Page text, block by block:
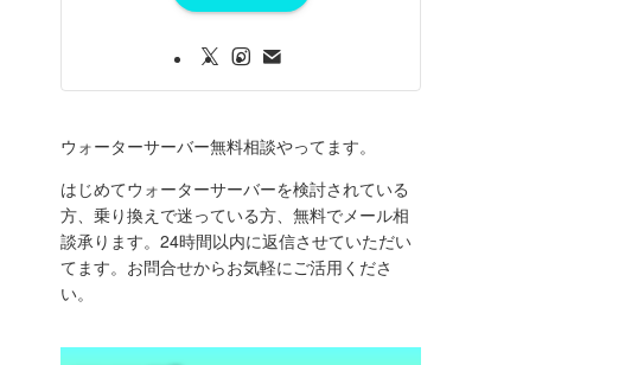
ウォーターサーバー無料相談やってます。
はじめてウォーターサーバーを検討されている
方、乗り換えで迷っている方、無料でメール相
談承ります。24時間以内に返信させていただい
てます。お問合せからお気軽にご活用くださ
い。